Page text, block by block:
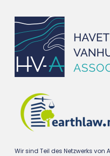
Wir sind Teil des Netzwerks von